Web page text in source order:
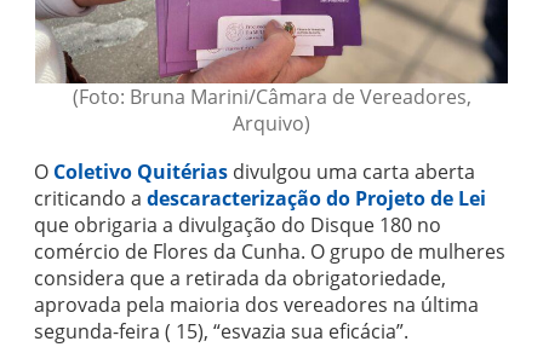
(Foto: Bruna Marini/Câmara de Vereadores,
Arquivo)
O Coletivo Quitérias divulgou uma carta aberta
criticando a descaracterização do Projeto de Lei
que obrigaria a divulgação do Disque 180 no
comércio de Flores da Cunha. O grupo de mulheres
considera que a retirada da obrigatoriedade,
aprovada pela maioria dos vereadores na última
segunda-feira ( 15), “esvazia sua eficácia”.